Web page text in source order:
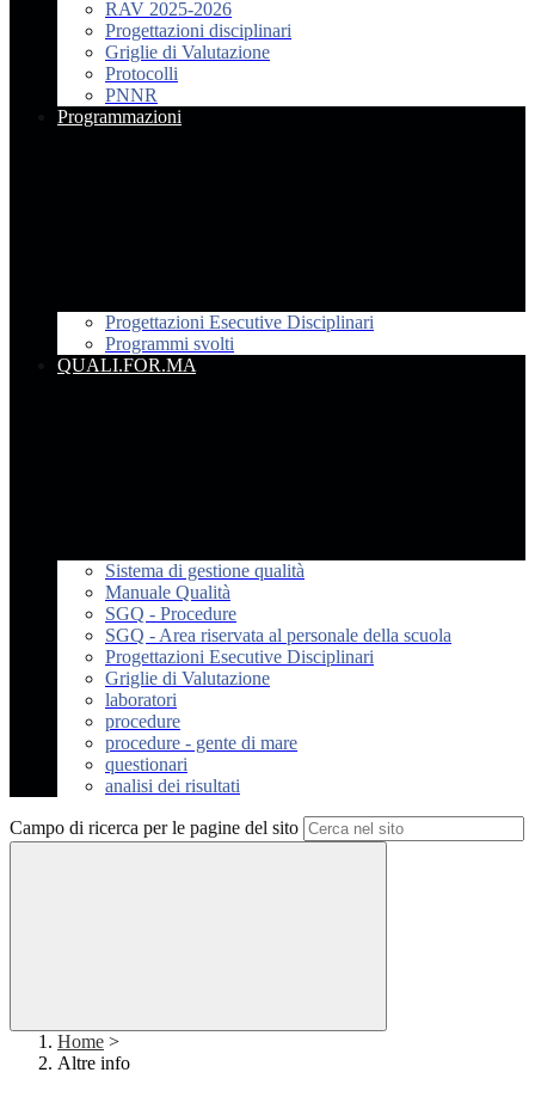
RAV 2025-2026
Progettazioni disciplinari
Griglie di Valutazione
Protocolli
PNNR
Programmazioni
Progettazioni Esecutive Disciplinari
Programmi svolti
QUALI.FOR.MA
Sistema di gestione qualità
Manuale Qualità
SGQ - Procedure
SGQ - Area riservata al personale della scuola
Progettazioni Esecutive Disciplinari
Griglie di Valutazione
laboratori
procedure
procedure - gente di mare
questionari
analisi dei risultati
Campo di ricerca per le pagine del sito
Home >
Altre info